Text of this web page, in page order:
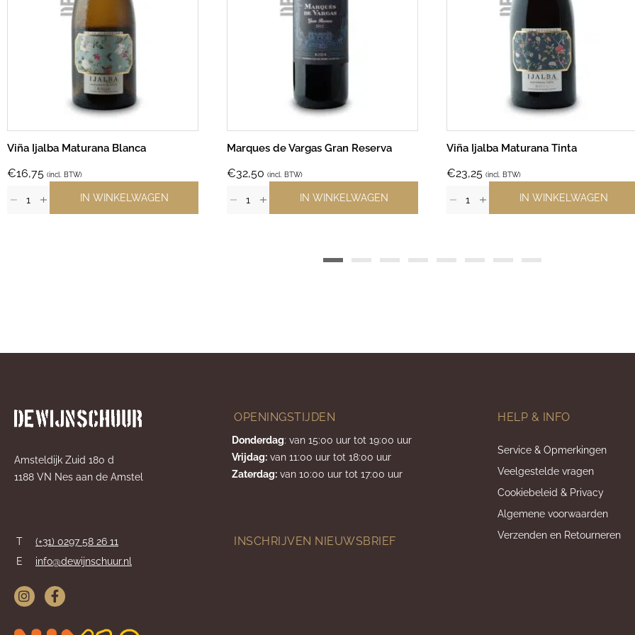
Viña Ijalba Maturana Blanca
€16,75 (incl. BTW)
IN WINKELWAGEN
Marques de Vargas Gran Reserva
€32,50 (incl. BTW)
IN WINKELWAGEN
Viña Ijalba Maturana Tinta
€23,25 (incl. BTW)
IN WINKELWAGEN
Amsteldijk Zuid 180 d
1188 VN Nes aan de Amstel
T
(+31) 0297 58 26 11
E
info@dewijnschuur.nl
OPENINGSTIJDEN
Donderdag: van 15:00 uur tot 19:00 uur
Vrijdag: van 11:00 uur tot 18:00 uur
Zaterdag: van 10:00 uur tot 17:00 uur
INSCHRIJVEN NIEUWSBRIEF
HELP & INFO
Service & Opmerkingen
Veelgestelde vragen
Cookiebeleid & Privacy
Algemene voorwaarden
Verzenden en Retourneren